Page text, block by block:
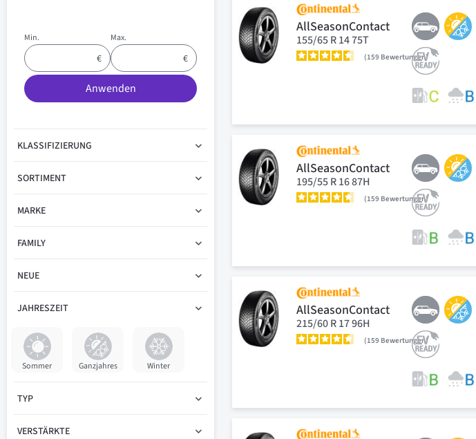
AllSeasonContact
155/65 R 14 75T
159 Bewertungen
AllSeasonContact
195/55 R 16 87H
159 Bewertungen
AllSeasonContact
215/60 R 17 96H
159 Bewertungen
Min. Max.
Anwenden
KLASSIFIZIERUNG
SORTIMENT
MARKE
FAMILY
NEUE
JAHRESZEIT
Sommer Ganzjahres Winter
TYP
VERSTÄRKTE